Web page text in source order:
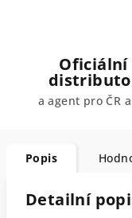
Oficiální
a agent pro ČR a
Popis
Detailní